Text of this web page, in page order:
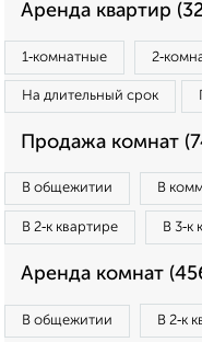
Аренда квартир
1‑комнатные
На длительный срок
Продажа комнат
В общежитии В
В 2‑к квартире В 3‑к
Аренда комнат
В общежитии В 2‑к